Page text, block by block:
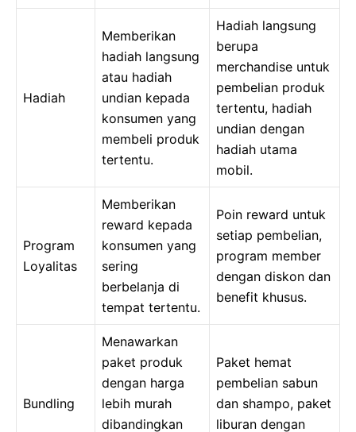
Hadiah
Memberikan
hadiah langsung
atau hadiah
undian kepada
konsumen yang
membeli produk
tertentu.
Hadiah langsung
berupa
merchandise untuk
pembelian produk
tertentu, hadiah
undian dengan
hadiah utama
mobil.
Program
Loyalitas
Memberikan
reward kepada
konsumen yang
sering
berbelanja di
tempat tertentu.
Poin reward untuk
setiap pembelian,
program member
dengan diskon dan
benefit khusus.
Bundling
Menawarkan
paket produk
dengan harga
lebih murah
dibandingkan
Paket hemat
pembelian sabun
dan shampo, paket
liburan dengan